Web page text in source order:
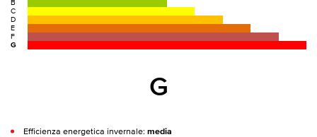
B
C
D
E
F
G
G
Efficienza energetica invernale: media